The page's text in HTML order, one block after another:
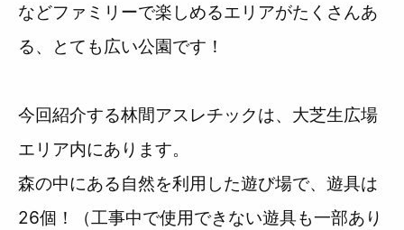
などファミリーで楽しめるエリアがたくさんあ
る、とても広い公園です！
今回紹介する林間アスレチックは、大芝生広場
エリア内にあります。
森の中にある自然を利用した遊び場で、遊具は
26個！（工事中で使用できない遊具も一部あり